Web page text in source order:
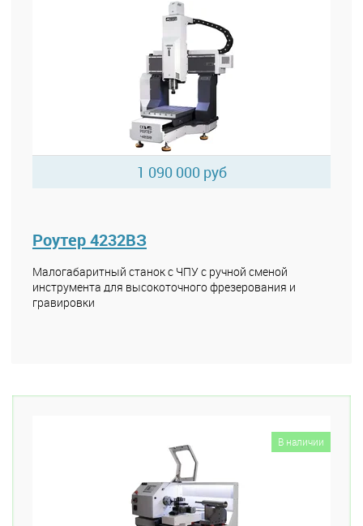
1 090 000 руб
Роутер 4232ВЗ
Малогабаритный станок с ЧПУ с ручной сменой
инструмента для высокоточного фрезерования и
гравировки
В наличии